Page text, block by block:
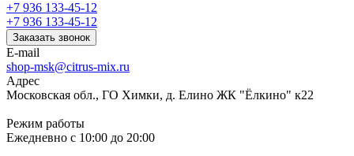
+7 936 133-45-12
+7 936 133-45-12
Заказать звонок
E-mail
shop-msk@citrus-mix.ru
Адрес
Московская обл., ГО Химки, д. Елино ЖК "Ёлкино" к22
Режим работы
Ежедневно с 10:00 до 20:00